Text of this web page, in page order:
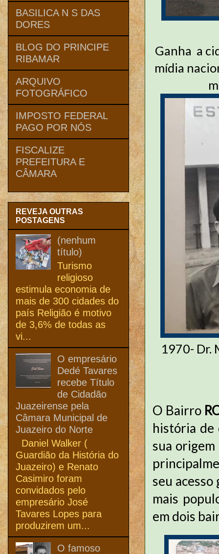
Ganha a
mídia
1970- Dr.
O Bairro
história de
sua
seu
mais
em dois
BASILICA N S DAS
DORES
BLOG DO PRINCIPE
RIBAMAR
ARQUIVO
FOTOGRÁFICO
IMPOSTO FEDERAL
PAGO POR NÓS
FISCALIZE
PREFEITURA E
CÂMARA
REVEJA OUTRAS
POSTAGENS
(nenhum
título)
Turismo
religioso
estimula economia de
mais de 300 cidades do
país Religião é motivo
de 3,6% de todas as
vi...
O empresário
Dedé Tavares
recebe Título
de Cidadão
Juazeirense pela
Câmara Municipal de
Juazeiro do Norte
Daniel Walker (
Guardião da História do
Juazeiro) e Renato
Casimiro foram
convidados pelo
empresário José
Tavares Lopes para
produzirem um...
O famoso